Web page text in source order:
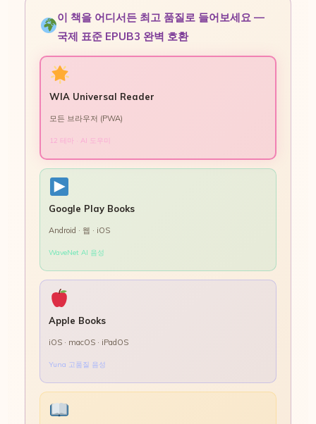
이 책을 어디서든 최고 품질로 들어보세요 —
국제 표준 EPUB3 완벽 호환
WIA Universal Reader
모든 브라우저 (PWA)
12 테마 · AI 도우미
Google Play Books
Android · 웹 · iOS
WaveNet AI 음성
Apple Books
iOS · macOS · iPadOS
Yuna 고품질 음성